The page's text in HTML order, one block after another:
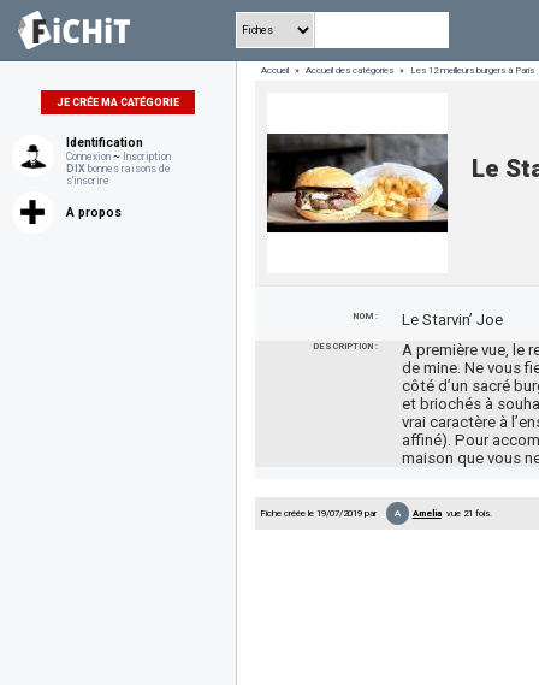
JE CRÉE MA CATÉGORIE
Identification
Connexion ~ Inscription
DIX bonnes raisons de
s'inscrire
A propos
Accueil » Accueil des catégories » Les 12 meilleurs burgers à Paris
Le
NOM : Le Starvin’ Joe
DESCRIPTION :
A première vue, le
de mine. Ne vous
côté d’un sacré
et briochés à
vrai caractère à
affiné). Pour
maison que vous
Fiche créée le 19/07/2019 par A Ameliavue 21 fois.